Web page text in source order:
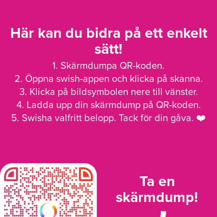
Här kan du bidra på ett enkelt
sätt!
1. Skärmdumpa QR-koden.
2. Öppna swish-appen och klicka på skanna.
3. Klicka på bildsymbolen nere till vänster.
4. Ladda upp din skärmdump på QR-koden.
5. Swisha valfritt belopp. Tack för din gåva. ❤️
Ta en
skärmdump!